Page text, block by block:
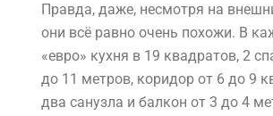
Правда, даже, несмотря на
они всё равно очень похожи. В
«евро» кухня в 19 квадратов, 2
до 11 метров, коридор от 6 до 9
два санузла и балкон от 3 до 4